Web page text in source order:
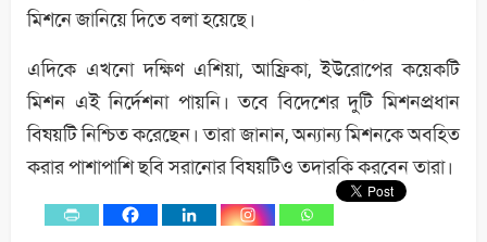
মিশনে জানিয়ে দিতে বলা হয়েছে।
এদিকে এখনো দক্ষিণ এশিয়া, আফ্রিকা, ইউরোপের কয়েকটি
মিশন এই নির্দেশনা পায়নি। তবে বিদেশের দুটি মিশনপ্রধান
বিষয়টি নিশ্চিত করেছেন। তারা জানান, অন্যান্য মিশনকে অবহিত
করার পাশাপাশি ছবি সরানোর বিষয়টিও তদারকি করবেন তারা।